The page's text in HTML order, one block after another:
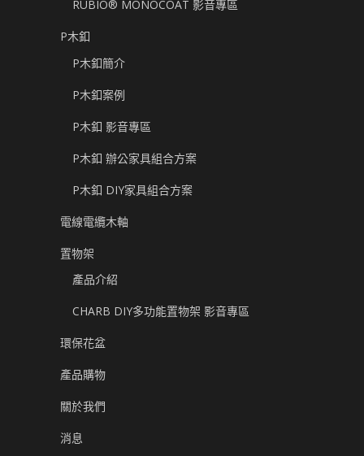
RUBIO® MONOCOAT 影音專區
P木釦
P木釦簡介
P木釦案例
P木釦 影音專區
P木釦 辦公家具組合方案
P木釦 DIY家具組合方案
電線電纜木軸
置物架
產品介紹
CHARB DIY多功能置物架 影音專區
環保花盆
產品購物
關於我們
消息